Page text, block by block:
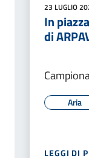
23 LUGLIO
In
di
Aria
LEGGI DI